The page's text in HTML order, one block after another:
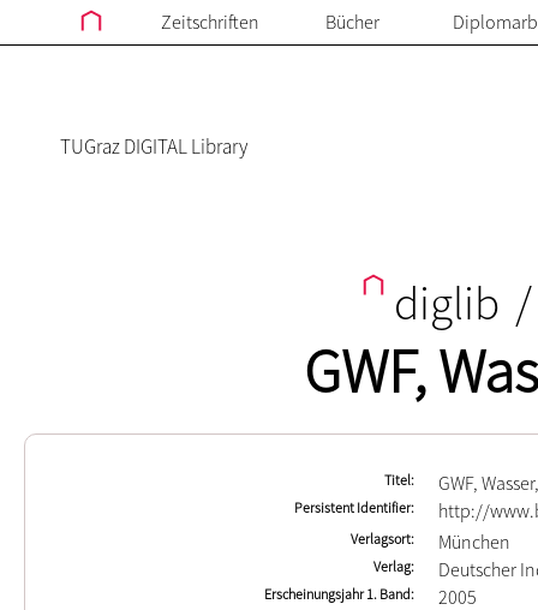
Zeitschriften Bücher
TUGraz DIGITAL Library
diglib /
GWF,
Titel GWF,
Persistent Identifier http://
Verlagsort München
Verlag Deutscher
Erscheinungsjahr 1. Band 2005